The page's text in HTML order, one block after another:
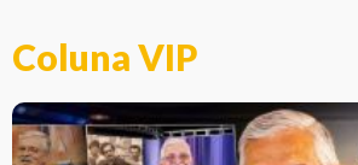
Coluna VIP